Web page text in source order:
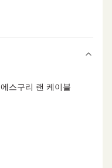
에스구리 랜 케이블